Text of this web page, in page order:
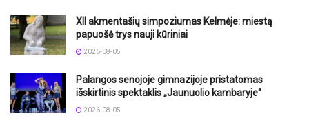
XII akmentašių simpoziumas Kelmėje: miestą
papuošė trys nauji kūriniai
2026-08-05
Palangos senojoje gimnazijoje pristatomas
išskirtinis spektaklis „Jaunuolio kambaryje“
2026-08-05